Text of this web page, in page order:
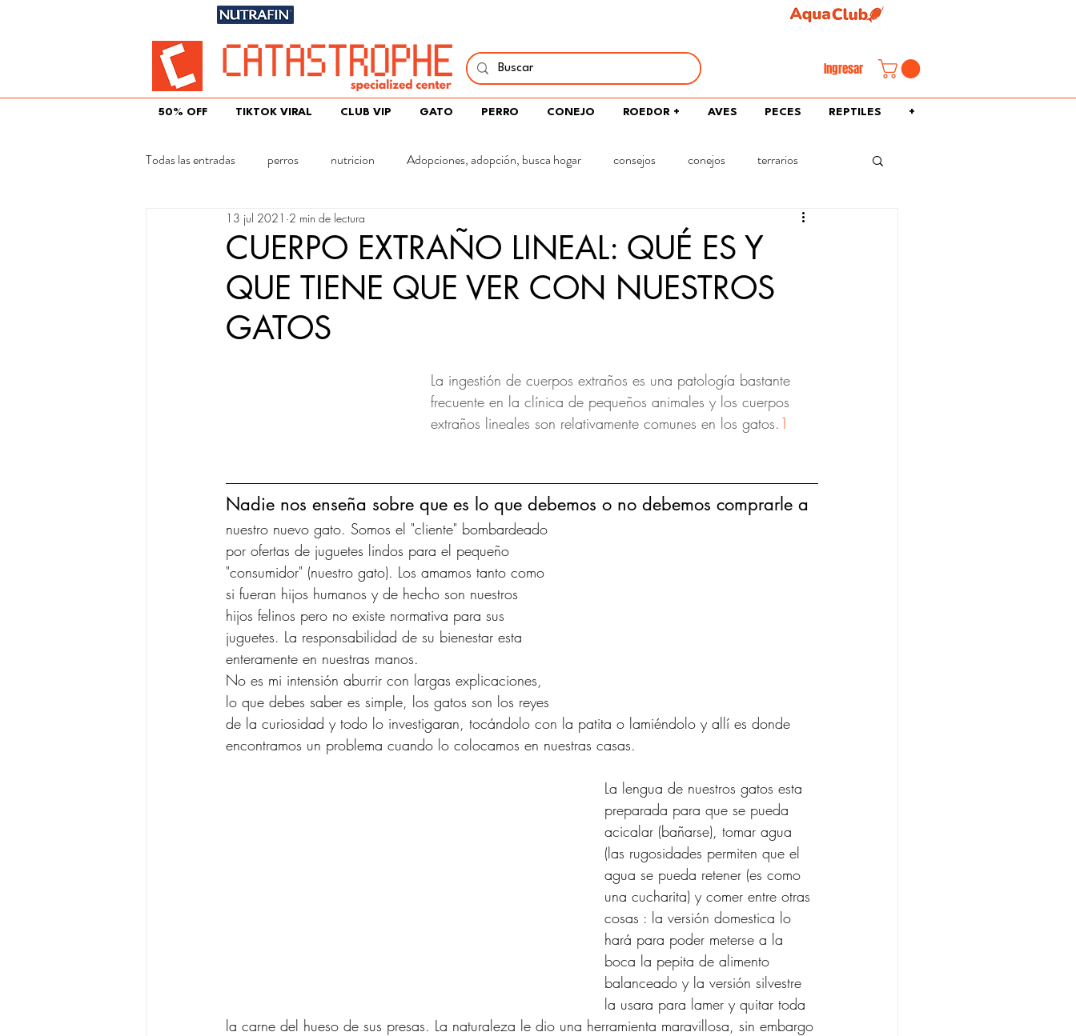
Ingresar
50% OFF TIKTOK VIRAL CLUB VIP GATO PERRO CONEJO ROEDOR + AVES PECES REPTILES +
Todas las entradas perros nutricion Adopciones, adopción, busca hogar consejos conejos terrarios
CUERPO EXTRAÑO LINEAL: QUÉ ES Y
QUE TIENE QUE VER CON NUESTROS
GATOS
13 jul 2021 2 min de lectura
La ingestión de cuerpos extraños es una patología bastante
frecuente en la clínica de pequeños animales y los cuerpos
extraños lineales son relativamente comunes en los gatos. 1
Nadie nos enseña sobre que es lo que debemos o no debemos comprarle a
nuestro nuevo gato. Somos el "cliente" bombardeado
por ofertas de juguetes lindos para el pequeño
"consumidor" (nuestro gato). Los amamos tanto como
si fueran hijos humanos y de hecho son nuestros
hijos felinos pero no existe normativa para sus
juguetes. La responsabilidad de su bienestar esta
enteramente en nuestras manos.
No es mi intensión aburrir con largas explicaciones,
lo que debes saber es simple, los gatos son los reyes
de la curiosidad y todo lo investigaran, tocándolo con la patita o lamiéndolo y allí es donde
encontramos un problema cuando lo colocamos en nuestras casas.
La lengua de nuestros gatos esta
preparada para que se pueda
acicalar (bañarse), tomar agua
(las rugosidades permiten que el
agua se pueda retener (es como
una cucharita) y comer entre otras
cosas : la versión domestica lo
hará para poder meterse a la
boca la pepita de alimento
balanceado y la versión silvestre
la usara para lamer y quitar toda
la carne del hueso de sus presas. La naturaleza le dio una herramienta maravillosa, sin embargo